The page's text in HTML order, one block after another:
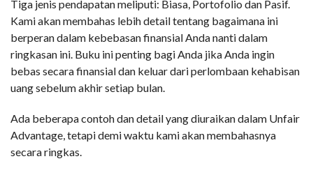
Tiga jenis pendapatan meliputi: Biasa, Portofolio dan Pasif.
Kami akan membahas lebih detail tentang bagaimana ini
berperan dalam kebebasan finansial Anda nanti dalam
ringkasan ini. Buku ini penting bagi Anda jika Anda ingin
bebas secara finansial dan keluar dari perlombaan kehabisan
uang sebelum akhir setiap bulan.
Ada beberapa contoh dan detail yang diuraikan dalam Unfair
Advantage, tetapi demi waktu kami akan membahasnya
secara ringkas.